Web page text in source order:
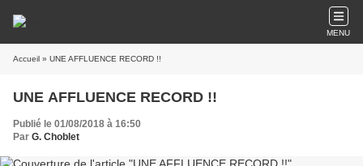
MENU
Accueil » UNE AFFLUENCE RECORD !!
UNE AFFLUENCE RECORD !!
Publié le 01/08/2018 à 16:50
Par G. Choblet